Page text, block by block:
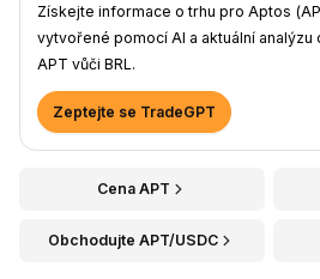
Získejte informace o trhu pro Aptos
vytvořené pomocí AI a aktuální analýzu
APT vůči BRL.
Zeptejte se TradeGPT
Cena APT
Obchodujte APT/USDC